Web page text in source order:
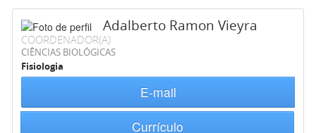
Adalberto Ramon Vieyra
COORDENADOR(A)
CIÊNCIAS BIOLÓGICAS
Fisiologia
E-mail
Currículo